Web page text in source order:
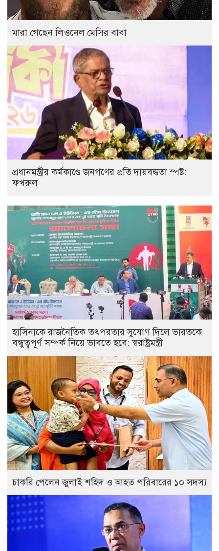
মারা গেছেন লিওনেল মেসির বাবা
প্রধানমন্ত্রীর কর্মকাণ্ডে জনগণের প্রতি দায়বদ্ধতা স্পষ্ট:
ফখরুল
হাসিনাকে রাজনৈতিক তৎপরতার সুযোগ দিলে ভারতকে
বন্ধুত্বপূর্ণ সম্পর্ক নিয়ে ভাবতে হবে: স্বরাষ্ট্রমন্ত্রী
চাকরি পেলেন জুলাই শহিদ ও আহত পরিবারের ১০ সদস্য